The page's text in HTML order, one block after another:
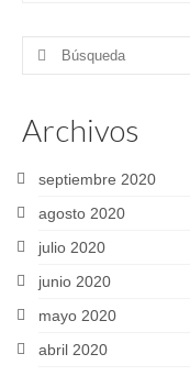
Buscar
Archivos
septiembre 2020
agosto 2020
julio 2020
junio 2020
mayo 2020
abril 2020